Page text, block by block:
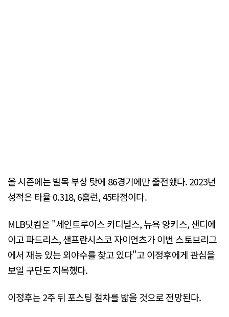
올 시즌에는 발목 부상 탓에 86경기에만 출전했다. 2023년
성적은 타율 0.318, 6홈런, 45타점이다.
MLB닷컴은 "세인트루이스 카디널스, 뉴욕 양키스, 샌디에
이고 파드리스, 샌프란시스코 자이언츠가 이번 스토브리그
에서 재능 있는 외야수를 찾고 있다"고 이정후에게 관심을
보일 구단도 지목했다.
이정후는 2주 뒤 포스팅 절차를 밟을 것으로 전망된다.